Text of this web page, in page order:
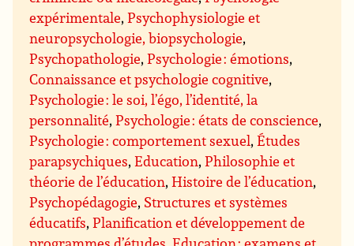
expérimentale,Psychophysiologie et
neuropsychologie, biopsychologie,
Psychopathologie,Psychologie : émotions,
Connaissance et psychologie cognitive,
Psychologie : le soi, l’égo, l’identité, la
personnalité,Psychologie : états de conscience,
Psychologie : comportement sexuel,Études
parapsychiques,Education,Philosophie et
théorie de l’éducation,Histoire de l’éducation,
Psychopédagogie, Structures et systèmes
éducatifs,Planification et développement de